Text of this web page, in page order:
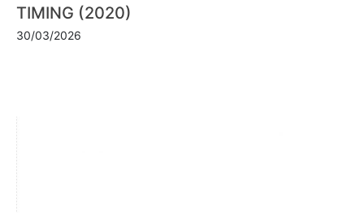
TIMING (2020)
30/03/2026